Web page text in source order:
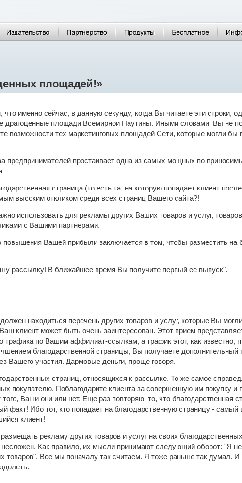
площадей!»
именно сейчас, в данную секунду, когда Вы читаете эти строки,
драгоценные площади Всемирной Паутины. Иными словами, Вы не
возможности тех маркетинговых площадей Сети, которые могли бы
предпринимателей простаивает одна из самых мощных по
страница (то есть та, на которую попадает клиент
высоким откликом среди всех страниц Вашего сайта?!
использовать для рекламы других Ваших товаров и услуг, товаров
с Вашими партнерами.
Вашей прибыли заключается в том, чтобы разместить на
рассылку! В ближайшее время Вы получите первый ее выпуск".
находиться перечень других товаров и услуг, которые Вы
клиент может быть очень заинтересован. Этот прием
трафика по Вашим аффилиат-ссылкам, а трафик этот, как известно,
благодарственной страницы, Вы получаете дополнительный
Вашего участия. Дармовые деньги, проще говоря.
страниц, относящихся к рассылке. То же самое
покупателю. Поблагодарите клиента за совершенную им покупку и
Ваши они или нет. Еще раз повторяю: то, что благодарственная
факт! Ибо тот, кто попадает на благодарственную страницу -
клиент!
рекламу других товаров и услуг на своих
несложен. Как правило, их мысли принимают следующий оборот: "Я не
товаров". Все мы поначалу так считаем. Я тоже раньше так думал. И